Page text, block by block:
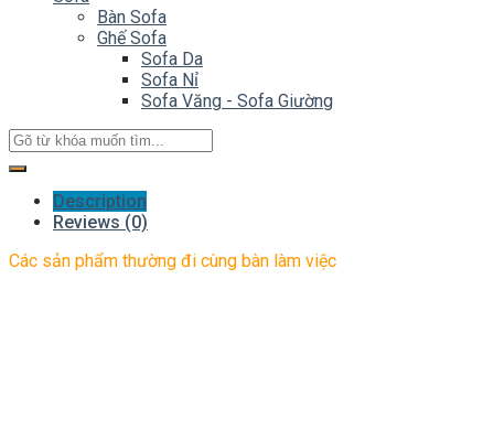
Bàn Sofa
Ghế Sofa
Sofa Da
Sofa Nỉ
Sofa Văng - Sofa Giường
Description
Reviews (0)
Các sản phẩm thường đi cùng bàn làm việc